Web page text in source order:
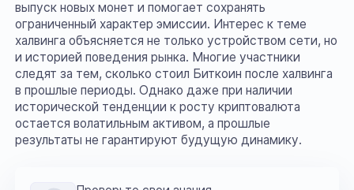
выпуск новых монет и помогает сохранять
ограниченный характер эмиссии. Интерес к теме
халвинга объясняется не только устройством сети, но
и историей поведения рынка. Многие участники
следят за тем, сколько стоил Биткоин после халвинга
в прошлые периоды. Однако даже при наличии
исторической тенденции к росту криптовалюта
остается волатильным активом, а прошлые
результаты не гарантируют будущую динамику.